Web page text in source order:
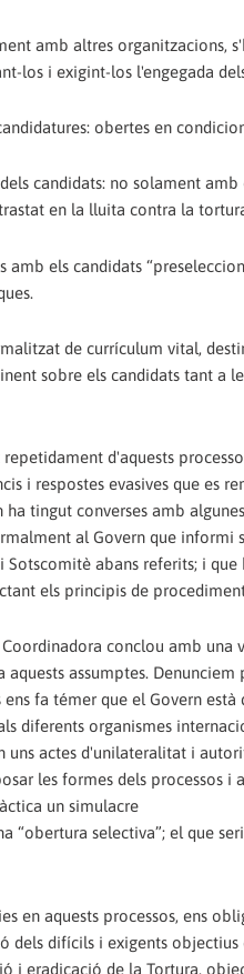
amb altres organitzacions,
los i exigint-los l'engegada
obertes en
candidats: no solament
en la lluita contra la
amb els candidats
de currículum vital,
sobre els candidats tant a
d'aquests
i respostes evasives que es
tingut converses amb
al Govern que
Sotscomitè abans referits; i
els principis de
conclou amb
aquests assumptes.
ens fa témer que el Govern
diferents organismes
uns actes d'unilateralitat i
les formes dels processos
un simulacre
“obertura selectiva”; el que
en aquests processos, ens
dels difícils i exigents
i eradicació de la Tortura,